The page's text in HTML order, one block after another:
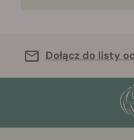
Dołącz do listy